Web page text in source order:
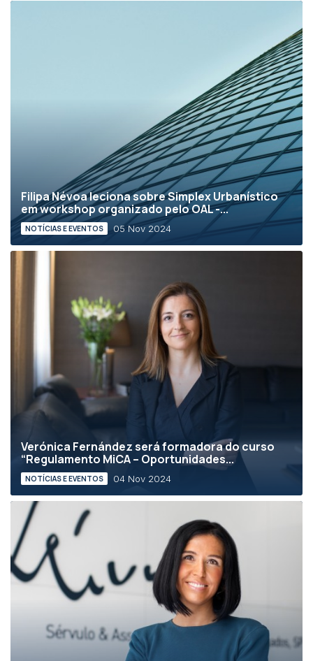
Filipa Névoa leciona sobre Simplex Urbanístico
em workshop organizado pelo OAL -...
NOTÍCIAS E EVENTOS 05 Nov 2024
Verónica Fernández será formadora do curso
“Regulamento MiCA – Oportunidades...
NOTÍCIAS E EVENTOS 04 Nov 2024